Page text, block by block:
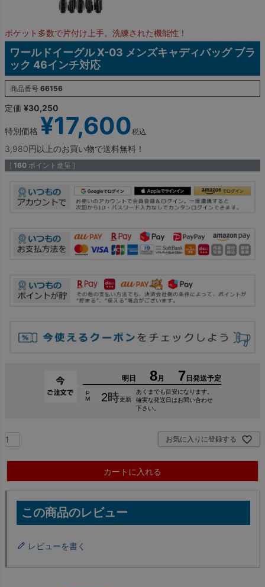
ポケット多数で片付け上手。洗練された機能性！
ワールドイーグル X-03 メンズキャディバッグ ブラ
ック 46インチ対応
商品番号 66156
定価 ¥30,250
特別価格 ¥17,600税込
3,980円以上のお買い物で送料無料！
[ 160 ポイント進呈 ]
お気に入りに登録する
カートに入れる
レビューを書く